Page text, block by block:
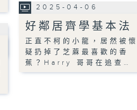
2025-04-06
好鄰居齊學基本法
正直不柯的小龍，居然被懷
疑扔掉了芝蔴最喜歡的香
蕉？Harry 哥哥在追查…